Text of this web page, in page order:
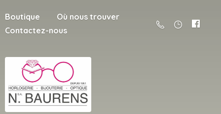
Boutique
Où nous trouver
Contactez-nous